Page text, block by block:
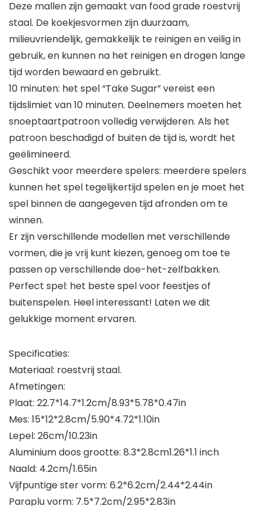
Deze mallen zijn gemaakt van food grade roestvrij
staal. De koekjesvormen zijn duurzaam,
milieuvriendelijk, gemakkelijk te reinigen en veilig in
gebruik, en kunnen na het reinigen en drogen lange
tijd worden bewaard en gebruikt.
10 minuten: het spel “Take Sugar” vereist een
tijdslimiet van 10 minuten. Deelnemers moeten het
snoeptaartpatroon volledig verwijderen. Als het
patroon beschadigd of buiten de tijd is, wordt het
geëlimineerd.
Geschikt voor meerdere spelers: meerdere spelers
kunnen het spel tegelijkertijd spelen en je moet het
spel binnen de aangegeven tijd afronden om te
winnen.
Er zijn verschillende modellen met verschillende
vormen, die je vrij kunt kiezen, genoeg om toe te
passen op verschillende doe-het-zelfbakken.
Perfect spel: het beste spel voor feestjes of
buitenspelen. Heel interessant! Laten we dit
gelukkige moment ervaren.
Specificaties:
Materiaal: roestvrij staal.
Afmetingen:
Plaat: 22.7*14.7*1.2cm/8.93*5.78*0.47in
Mes: 15*12*2.8cm/5.90*4.72*1.10in
Lepel: 26cm/10.23in
Aluminium doos grootte: 8.3*2.8cm1.26*1.1 inch
Naald: 4.2cm/1.65in
Vijfpuntige ster vorm: 6.2*6.2cm/2.44*2.44in
Paraplu vorm: 7.5*7.2cm/2.95*2.83in